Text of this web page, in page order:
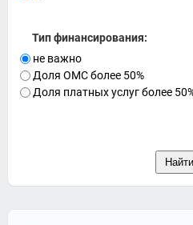
Тип финансирования:
не важно
Доля ОМС более 50%
Доля платных услуг более